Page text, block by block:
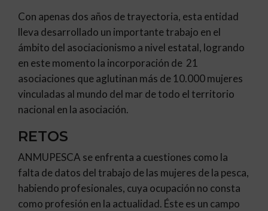
Con apenas dos años de trayectoria, esta entidad
lleva desarrollado un importante trabajo en el
ámbito del asociacionismo a nivel estatal, logrando
en este momento la incorporación de 21
asociaciones que aglutinan más de 10.000 mujeres
vinculadas al mundo del mar de todo el territorio
nacional en la asociación.
RETOS
ANMUPESCA se enfrenta a cuestiones como la
falta de datos del trabajo de las mujeres de la pesca,
habiendo profesionales, cuya ocupación no consta
como profesión en la actualidad. Éste es un campo